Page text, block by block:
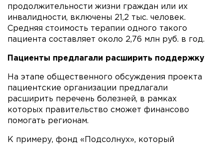
продолжительности жизни граждан или их
инвалидности, включены 21,2 тыс. человек.
Средняя стоимость терапии одного такого
пациента составляет около 2,76 млн руб. в год.
Пациенты предлагали расширить поддержку
На этапе общественного обсуждения проекта
пациентские организации предлагали
расширить перечень болезней, в рамках
которых правительство сможет финансово
помогать регионам.
К примеру, фонд «Подсолнух», который